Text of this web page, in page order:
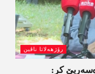
رۆژھەلاتا ناڤین
کر: